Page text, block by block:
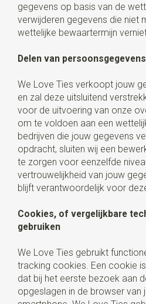
gegevens op basis van de
verwijderen gegevens die niet
wettelijke bewaartermijn
Delen van
We Love Ties verkoopt jouw
en zal deze uitsluitend
voor de uitvoering van onze
om te voldoen aan een
bedrijven die jouw gegevens
opdracht, sluiten wij een
te zorgen voor eenzelfde
vertrouwelijkheid van jouw
blijft verantwoordelijk voor
Cookies, of vergelijkbare
gebruiken
We Love Ties gebruikt
tracking cookies. Een cookie
dat bij het eerste bezoek aan
opgeslagen in de browser van